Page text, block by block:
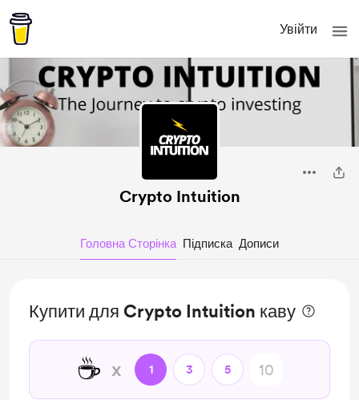
Увійти
Crypto Intuition
Головна Сторінка Підписка Дописи
Купити для Crypto Intuition каву
☕ x 1 3 5